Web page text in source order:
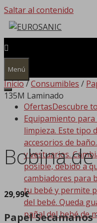
Saltar al contenido
Menú
OfertasDescubre
Equipamiento para
limpieza. Este tipo
accesorios de
y vestuarios.
posible, debido a
cambiadores para
tu bebé y permite
del bebé. Queda
pañal del bebé de
Inicio/Consumibles /
135M Laminado
Bobina
29,99€
Papel